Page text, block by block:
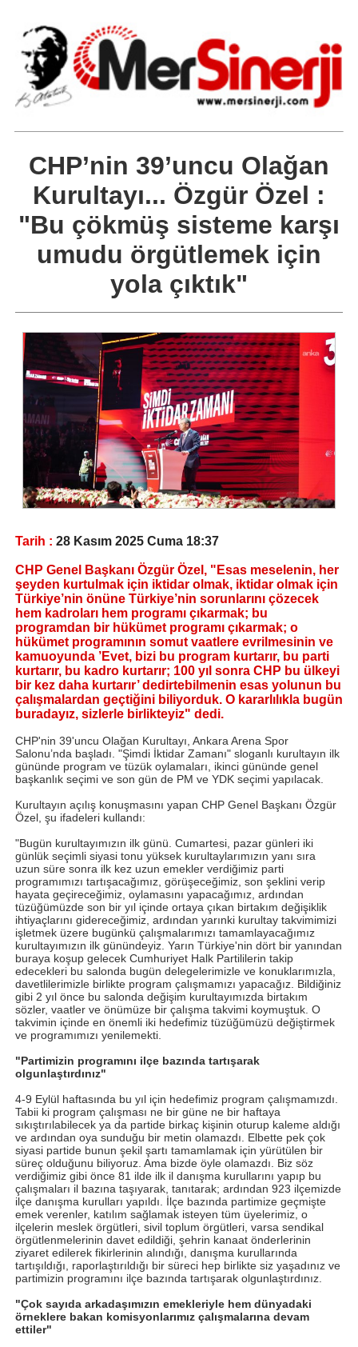
CHP’nin 39’uncu Olağan
Kurultayı... Özgür Özel :
"Bu çökmüş sisteme karşı
umudu örgütlemek için
yola çıktık"
Tarih : 28 Kasım 2025 Cuma 18:37
CHP Genel Başkanı Özgür Özel, "Esas meselenin, her
şeyden kurtulmak için iktidar olmak, iktidar olmak için
Türkiye’nin önüne Türkiye’nin sorunlarını çözecek
hem kadroları hem programı çıkarmak; bu
programdan bir hükümet programı çıkarmak; o
hükümet programının somut vaatlere evrilmesinin ve
kamuoyunda ’Evet, bizi bu program kurtarır, bu parti
kurtarır, bu kadro kurtarır; 100 yıl sonra CHP bu ülkeyi
bir kez daha kurtarır’ dedirtebilmenin esas yolunun bu
çalışmalardan geçtiğini biliyorduk. O kararlılıkla bugün
buradayız, sizlerle birlikteyiz" dedi.
CHP'nin 39'uncu Olağan Kurultayı, Ankara Arena Spor
Salonu’nda başladı. "Şimdi İktidar Zamanı" sloganlı kurultayın ilk
gününde program ve tüzük oylamaları, ikinci gününde genel
başkanlık seçimi ve son gün de PM ve YDK seçimi yapılacak.
Kurultayın açılış konuşmasını yapan CHP Genel Başkanı Özgür
Özel, şu ifadeleri kullandı:
"Bugün kurultayımızın ilk günü. Cumartesi, pazar günleri iki
günlük seçimli siyasi tonu yüksek kurultaylarımızın yanı sıra
uzun süre sonra ilk kez uzun emekler verdiğimiz parti
programımızı tartışacağımız, görüşeceğimiz, son şeklini verip
hayata geçireceğimiz, oylamasını yapacağımız, ardından
tüzüğümüzde son bir yıl içinde ortaya çıkan birtakım değişiklik
ihtiyaçlarını gidereceğimiz, ardından yarınki kurultay takvimimizi
işletmek üzere bugünkü çalışmalarımızı tamamlayacağımız
kurultayımızın ilk günündeyiz. Yarın Türkiye'nin dört bir yanından
buraya koşup gelecek Cumhuriyet Halk Partililerin takip
edecekleri bu salonda bugün delegelerimizle ve konuklarımızla,
davetlilerimizle birlikte program çalışmamızı yapacağız. Bildiğiniz
gibi 2 yıl önce bu salonda değişim kurultayımızda birtakım
sözler, vaatler ve önümüze bir çalışma takvimi koymuştuk. O
takvimin içinde en önemli iki hedefimiz tüzüğümüzü değiştirmek
ve programımızı yenilemekti.
"Partimizin programını ilçe bazında tartışarak
olgunlaştırdınız"
4-9 Eylül haftasında bu yıl için hedefimiz program çalışmamızdı.
Tabii ki program çalışması ne bir güne ne bir haftaya
sıkıştırılabilecek ya da partide birkaç kişinin oturup kaleme aldığı
ve ardından oya sunduğu bir metin olamazdı. Elbette pek çok
siyasi partide bunun şekil şartı tamamlamak için yürütülen bir
süreç olduğunu biliyoruz. Ama bizde öyle olamazdı. Biz söz
verdiğimiz gibi önce 81 ilde ilk il danışma kurullarını yapıp bu
çalışmaları il bazına taşıyarak, tanıtarak; ardından 923 ilçemizde
ilçe danışma kurulları yapıldı. İlçe bazında partimize geçmişte
emek verenler, katılım sağlamak isteyen tüm üyelerimiz, o
ilçelerin meslek örgütleri, sivil toplum örgütleri, varsa sendikal
örgütlenmelerinin davet edildiği, şehrin kanaat önderlerinin
ziyaret edilerek fikirlerinin alındığı, danışma kurullarında
tartışıldığı, raporlaştırıldığı bir süreci hep birlikte siz yaşadınız ve
partimizin programını ilçe bazında tartışarak olgunlaştırdınız.
"Çok sayıda arkadaşımızın emekleriyle hem dünyadaki
örneklere bakan komisyonlarımız çalışmalarına devam
ettiler"